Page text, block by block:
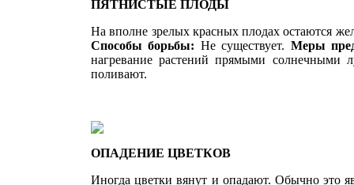
ПЯТНИСТЫЕ ПЛОДЫ
На вполне зрелых красных плодах остаются
Способы борьбы: Не существует. Меры
нагре­вание растений прямыми солнечными
поливают.
ОПАДЕНИЕ ЦВЕТКОВ
Иногда цветки вянут и опадают. Обыч­но это